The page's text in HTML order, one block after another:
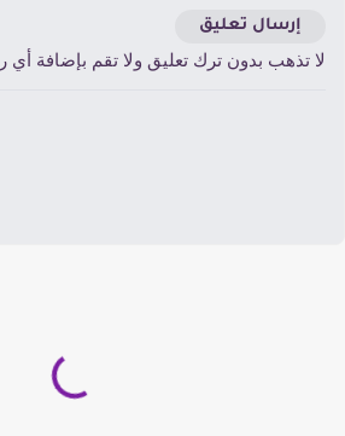
إرسال تعليق
تذهب بدون ترك تعليق ولا تقم بإضافة أي رابط